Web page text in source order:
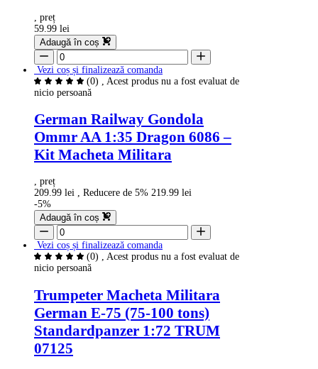
, preț
59.99 lei
Adaugă în coș
Vezi coș și finalizează comanda
(0)
, Acest produs nu a fost evaluat de
nicio persoană
German Railway Gondola
Ommr AA 1:35 Dragon 6086 –
Kit Macheta Militara
, preț
209.99 lei , Reducere de 5% 219.99 lei
-5%
Adaugă în coș
Vezi coș și finalizează comanda
(0) , Acest produs nu a fost evaluat de
nicio persoană
Trumpeter Macheta Militara
German E-75 (75-100 tons)
Standardpanzer 1:72 TRUM
07125